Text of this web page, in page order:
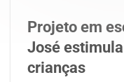
Projeto em
José
crianças